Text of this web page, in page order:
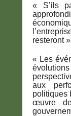
« S’ils
resteront
« Les
aux
politiques
œuvre